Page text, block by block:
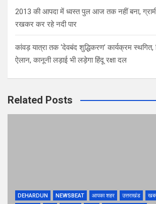
2013 की आपदा में ध्वस्त पुल आज तक नहीं बना,
रखकर कर रहे नदी पार
कांवड़ यात्रा तक ‘देवबंद शुद्धिकरण’ कार्यक्रम स्थगित,
ऐलान, कानूनी लड़ाई भी लड़ेगा हिंदू रक्षा दल
Related Posts
DEHARDUN NEWSBEAT आपका शहर उत्तराखंड